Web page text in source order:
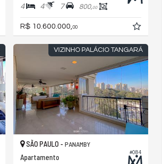
4 4 7 800,00
R$ 10.600.000,00
VIZINHO PALÁCIO TANGARÁ
#084
SÃO PAULO - PANAMBY
Apartamento